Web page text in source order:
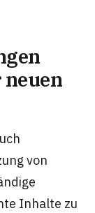
neuen
von
Inhalte zu